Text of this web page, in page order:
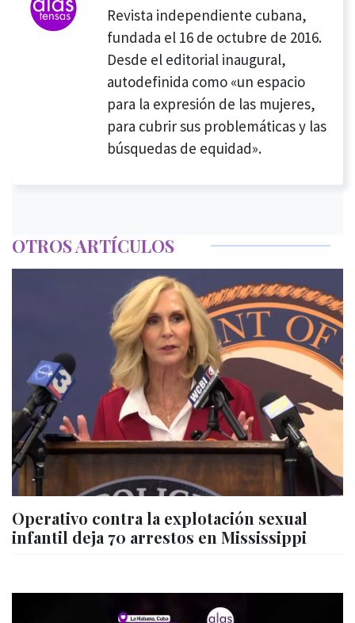
Revista independiente cubana,
fundada el 16 de octubre de 2016.
Desde el editorial inaugural,
autodefinida como «un espacio
para la expresión de las mujeres,
para cubrir sus problemáticas y las
búsquedas de equidad».
OTROS ARTÍCULOS
Operativo contra la explotación sexual
infantil deja 70 arrestos en Mississippi